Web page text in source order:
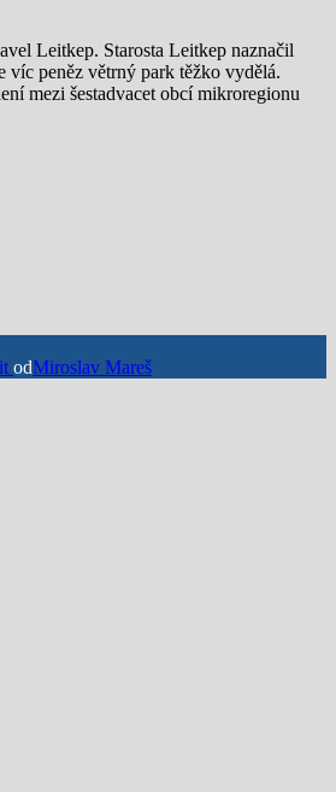
Leitkep. Starosta Leitkep naznačil
víc peněz větrný park těžko vydělá.
mezi šestadvacet obcí mikroregionu
odMiroslav Mareš